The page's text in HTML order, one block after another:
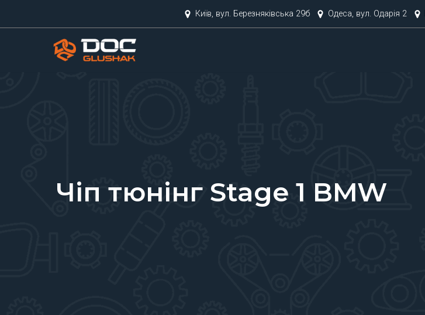
Київ, вул. Березняківська 29б Одеса, вул. Одарія 2
Чіп тюнінг Stage 1 BMW